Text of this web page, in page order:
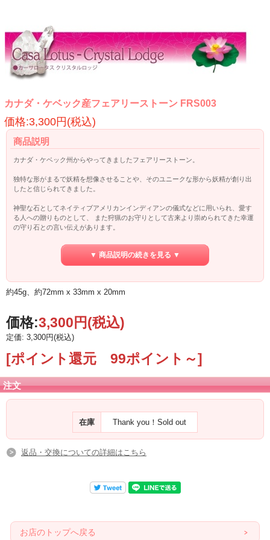
カナダ・ケベック産フェアリーストーン FRS003
価格:3,300円(税込)
商品説明
カナダ・ケベック州からやってきましたフェアリーストーン。
独特な形がまるで妖精を想像させることや、そのユニークな形から妖精が創り出
したと信じられてきました。
神聖な石としてネイティブアメリカンインディアンの儀式などに用いられ、愛す
る人への贈りものとして、 また狩猟のお守りとして古来より崇められてきた幸運
の守り石との言い伝えがあります。
心に落ち着きをもたらし、人に優しく接することができ人との人間関係がより一
層、良くなると言われています。▼ 商品説明の続きを見る ▼
約45g、約72mm x 33mm x 20mm
価格:3,300円(税込)
定価: 3,300円(税込)
[ポイント還元 99ポイント～]
注文
在庫 Thank you！Sold out
返品・交換についての詳細はこちら
お店のトップへ戻る